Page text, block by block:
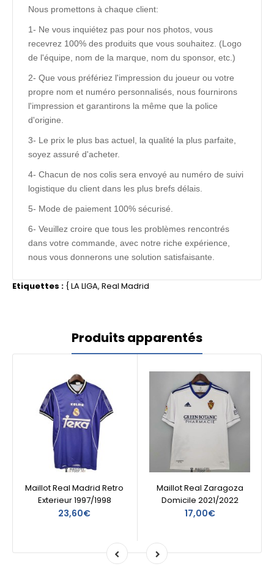
Nous promettons à chaque client:
1- Ne vous inquiétez pas pour nos photos, vous
recevrez 100% des produits que vous souhaitez. (Logo
de l'équipe, nom de la marque, nom du sponsor, etc.)
2- Que vous préfériez l'impression du joueur ou votre
propre nom et numéro personnalisés, nous fournirons
l'impression et garantirons la même que la police
d'origine.
3- Le prix le plus bas actuel, la qualité la plus parfaite,
soyez assuré d'acheter.
4- Chacun de nos colis sera envoyé au numéro de suivi
logistique du client dans les plus brefs délais.
5- Mode de paiement 100% sécurisé.
6- Veuillez croire que tous les problèmes rencontrés
dans votre commande, avec notre riche expérience,
nous vous donnerons une solution satisfaisante.
Etiquettes : {LA LIGA, Real Madrid
Produits apparentés
Maillot Real Madrid Retro
Exterieur 1997/1998
23,60€
Maillot Real Zaragoza
Domicile 2021/2022
17,00€